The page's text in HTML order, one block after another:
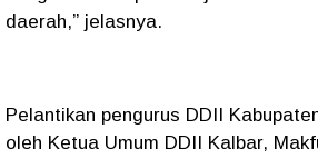
daerah,” jelasnya.
Pelantikan pengurus DDII
oleh Ketua Umum DDII Kalbar,